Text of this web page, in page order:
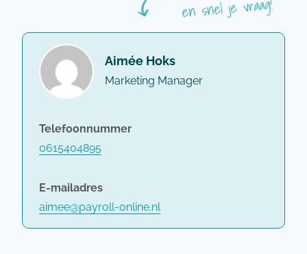
Aimée Hoks
Marketing Manager
Telefoonnummer
0615404895
E-mailadres
aimee@payroll-online.nl